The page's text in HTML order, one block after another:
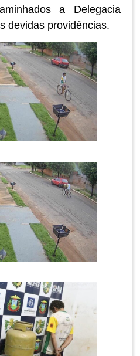
a Delegacia
devidas providências.